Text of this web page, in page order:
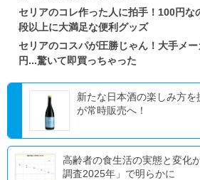
セリアのコレ作った人に拍手！100円な
段以上に大満足な便利グッズ
セリアのコスパが圧勝じゃん！大手メ
円...驚いて即買っちゃった
新たな日本酒の楽しみ方を
が常時販売へ！
高齢者の食生活の実態と変化
調査2025年」で明らかに